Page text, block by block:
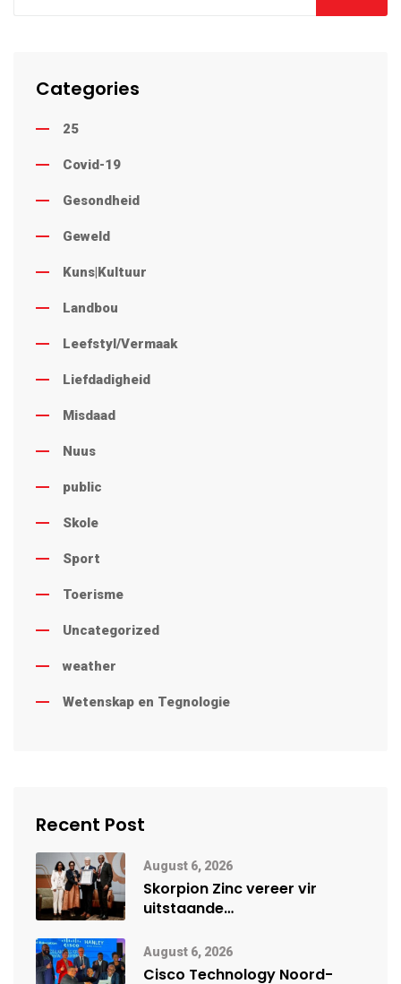
Categories
25
Covid-19
Gesondheid
Geweld
Kuns|Kultuur
Landbou
Leefstyl/Vermaak
Liefdadigheid
Misdaad
Nuus
public
Skole
Sport
Toerisme
Uncategorized
weather
Wetenskap en Tegnologie
Recent Post
August 6, 2026
Skorpion Zinc vereer vir
uitstaande
Namibië Mynbou Ekspo
August 6, 2026
Cisco Technology Noord-